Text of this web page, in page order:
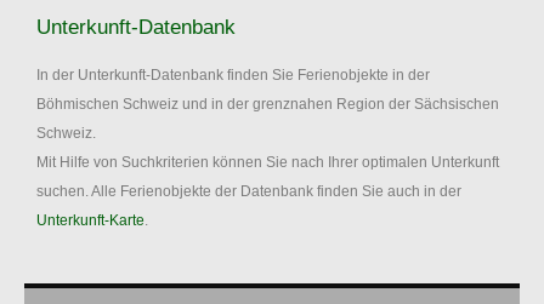
Unterkunft-Datenbank
In der Unterkunft-Datenbank finden Sie Ferienobjekte in der
Böhmischen Schweiz und in der grenznahen Region der Sächsischen
Schweiz.
Mit Hilfe von Suchkriterien können Sie nach Ihrer optimalen Unterkunft
suchen. Alle Ferienobjekte der Datenbank finden Sie auch in der
Unterkunft-Karte.